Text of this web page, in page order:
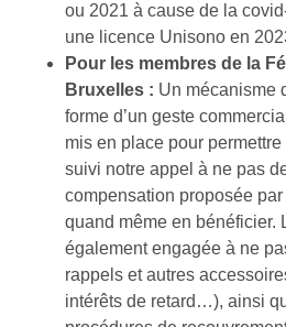
ou 2021 à cause de la
une licence Unisono en
Pour les membres de la
Bruxelles : Un mécanisme
forme d’un geste
mis en place pour
suivi notre appel à ne pas
compensation proposée
quand même en bénéficier.
également engagée à ne
rappels et autres
intérêts de retard…), ainsi